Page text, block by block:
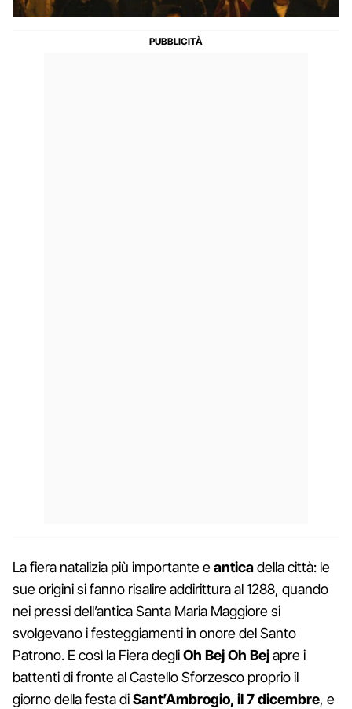
La fiera natalizia più importante eanticadella città: le
sue origini si fanno risalire addirittura al 1288, quando
nei pressi dell’antica Santa Maria Maggiore si
svolgevano i festeggiamenti in onore del Santo
Patrono. E così la Fiera degliOh Bej Oh Bejapre i
battenti di fronte al Castello Sforzesco proprio il
giorno della festa diSant’Ambrogio, il 7 dicembre, e